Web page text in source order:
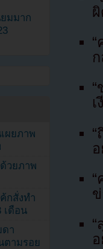
มมาก
ผยภาพ
วยภาพ
กสั่งทำ
เดือน
ดา
ตามรอย